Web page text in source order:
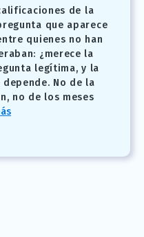
de la
que aparece
quienes no han
¿merece la
legítima, y la
No de la
no de los meses